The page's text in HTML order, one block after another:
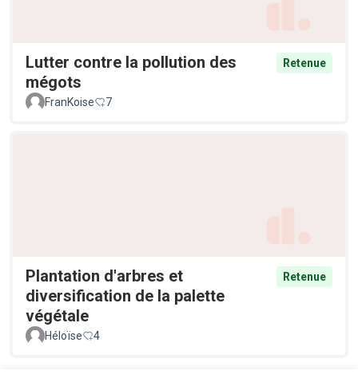
Lutter contre la pollution des
mégots
Retenue
FranKoise 7
Plantation d'arbres et
diversification de la palette
végétale
Retenue
Héloïse 4